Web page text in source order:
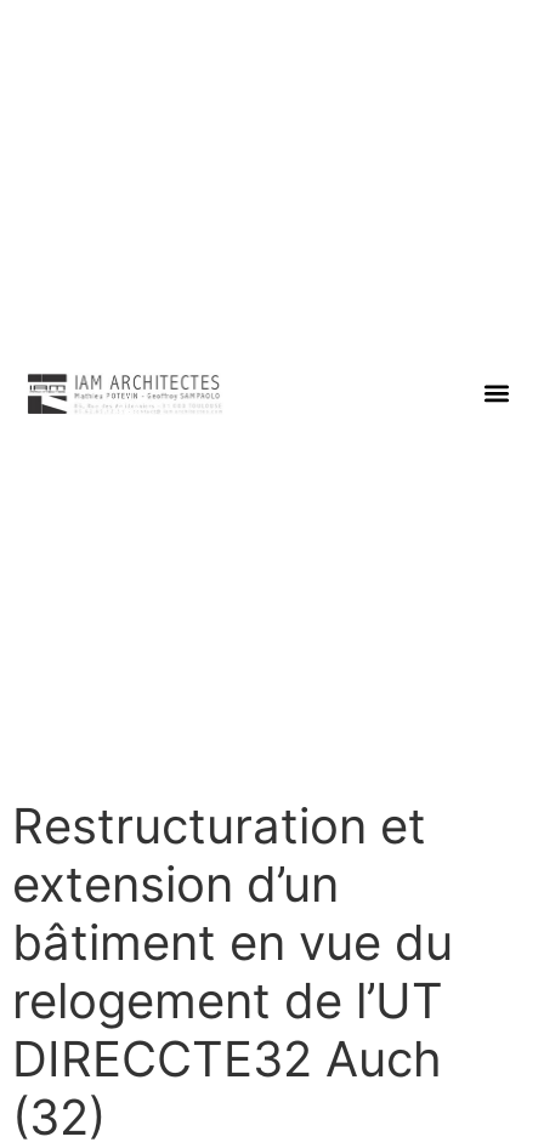
Restructuration et
extension d’un
bâtiment en vue du
relogement de l’UT
DIRECCTE32 Auch
(32)